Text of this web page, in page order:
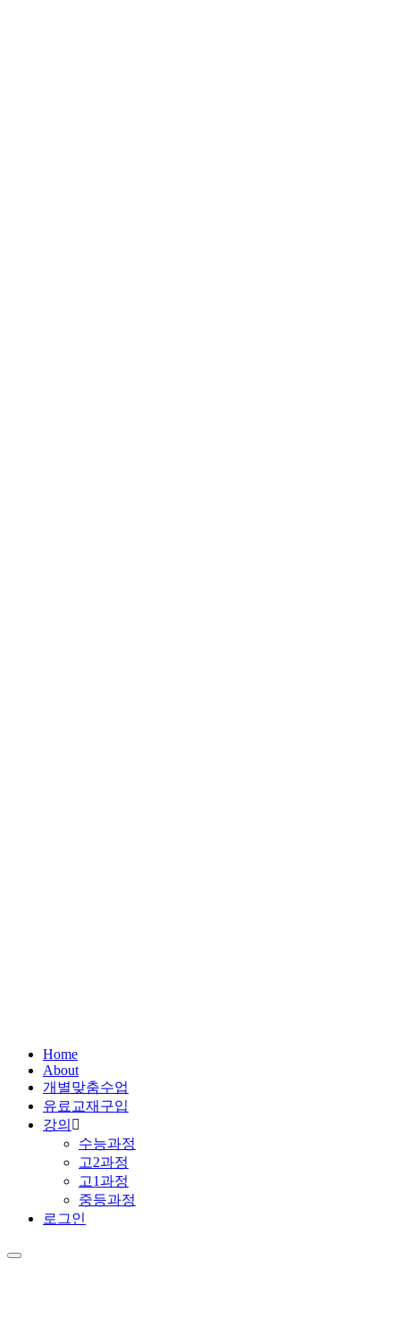
Home
About
개별맞춤수업
유료교재구입
강의
수능과정
고2과정
고1과정
중등과정
로그인
Main